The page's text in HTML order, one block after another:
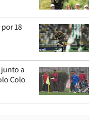
18
a
Colo